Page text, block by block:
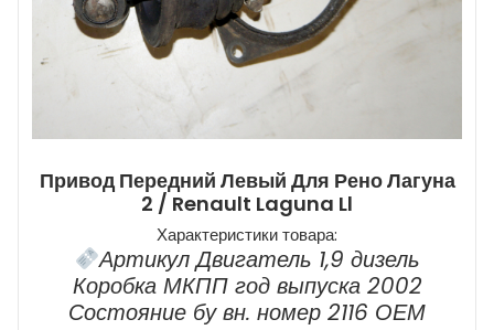
Привод Передний Левый Для Рено Лагуна
2 / Renault Laguna Ll
Характеристики товара:
Артикул Двигатель 1,9 дизель
Коробка МКПП год выпуска 2002
Состояние бу вн. номер 2116 ОЕМ